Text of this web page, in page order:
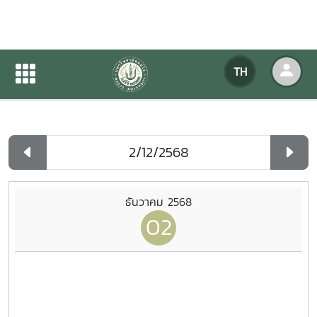
TH
ปฏิทินกิจกรรมของหน่วยงาน
ปฏิทินกิจกรรมของหน่วยงาน
ธันวาคม 2568
02